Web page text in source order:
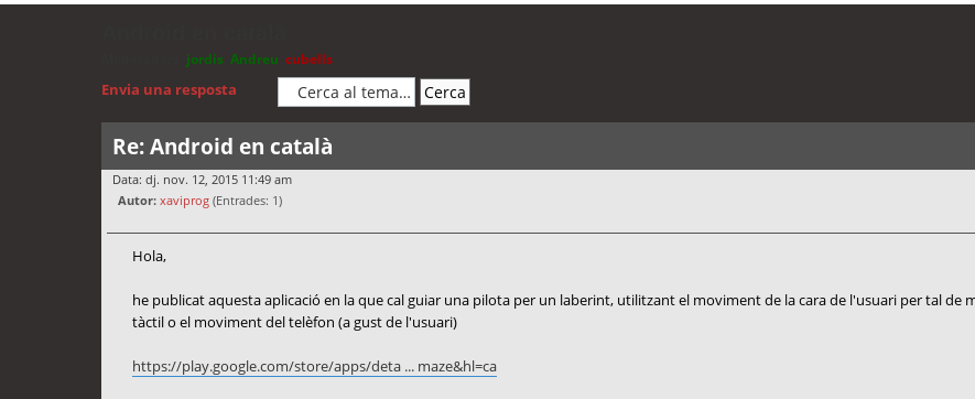
jordis Andreu cubells
Envia una resposta
Re: Android en català
Data: dj. nov. 12, 2015 11:49 am
Autor: xaviprog (Entrades: 1)
Hola,
he publicat aquesta aplicació en la que cal guiar una pilota per un laberint, utilitzant el moviment de la cara de l'usuari per tal de
tàctil o el moviment del telèfon (a gust de l'usuari)
https://play.google.com/store/apps/deta ... maze&hl=ca